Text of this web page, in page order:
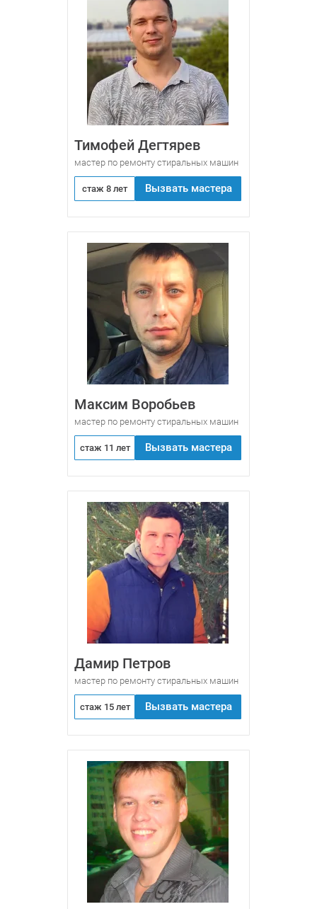
Тимофей Дегтярев
мастер по ремонту стиральных машин
стаж 8 лет Вызвать мастера
Максим Воробьев
мастер по ремонту стиральных машин
стаж 11 лет Вызвать мастера
Дамир Петров
мастер по ремонту стиральных машин
стаж 15 лет Вызвать мастера